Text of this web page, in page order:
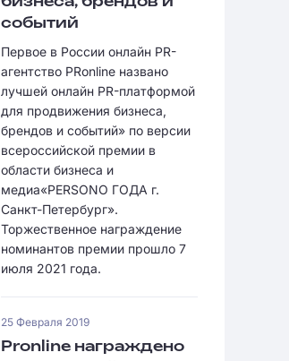
событий
Первое в России онлайн PR-
агентство PRonline названо
лучшей онлайн PR-платформой
для продвижения бизнеса,
брендов и событий» по версии
всероссийской премии в
области бизнеса и
медиа«PERSONO ГОДА г.
Санкт-Петербург».
Торжественное награждение
номинантов премии прошло 7
июля 2021 года.
25 Февраля 2019
Pronline награждено